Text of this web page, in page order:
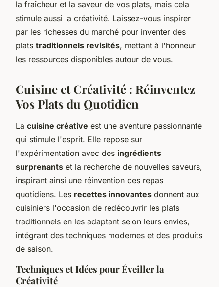
la fraîcheur et la saveur de vos plats, mais cela
stimule aussi la créativité. Laissez-vous inspirer
par les richesses du marché pour inventer des
plats traditionnels revisités, mettant à l'honneur
les ressources disponibles autour de vous.
Cuisine et Créativité : Réinventez
Vos Plats du Quotidien
La cuisine créative est une aventure passionnante
qui stimule l'esprit. Elle repose sur
l'expérimentation avec des ingrédients
surprenants et la recherche de nouvelles saveurs,
inspirant ainsi une réinvention des repas
quotidiens. Les recettes innovantes donnent aux
cuisiniers l'occasion de redécouvrir les plats
traditionnels en les adaptant selon leurs envies,
intégrant des techniques modernes et des produits
de saison.
Techniques et Idées pour Éveiller la
Créativité